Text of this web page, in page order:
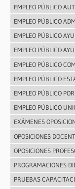
EMPLEO PÚBLICO
EMPLEO PÚBLICO
EMPLEO PÚBLICO
EMPLEO PÚBLICO
EMPLEO PÚBLICO
EMPLEO PÚBLICO
EMPLEO PÚBLICO
EMPLEO PÚBLICO
EXÁMENES
OPOSICIONES
OPOSICIONES
PROGRAMACIONES
PRUEBAS